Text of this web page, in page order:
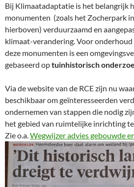
Bij Klimaatadaptatie is het belangrijk
monumenten (zoals het Zocherpark
hierboven) verduurzaamd en
klimaat-verandering. Voor onderhoud
deze monumenten is een
gebaseerd optuinhistorisch
Via de website van de RCE zijn nu
beschikbaar om geïnteresseerden
ondernemen van stappen die nodig
het gebied van ruimtelijke inrichting te
Zie o.a. Wegwijzer advies gebouwde